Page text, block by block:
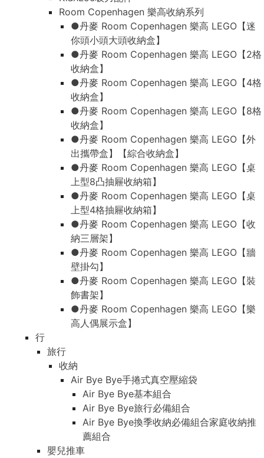
Room Copenhagen 樂高收納系列
●丹麥 Room Copenhagen 樂高 LEGO【迷
你頭小頭大頭收納盒】
●丹麥 Room Copenhagen 樂高 LEGO【2格
收納盒】
●丹麥 Room Copenhagen 樂高 LEGO【4格
收納盒】
●丹麥 Room Copenhagen 樂高 LEGO【8格
收納盒】
●丹麥 Room Copenhagen 樂高 LEGO【外
出攜帶盒】【綜合收納盒】
●丹麥 Room Copenhagen 樂高 LEGO【桌
上型8凸抽屜收納箱】
●丹麥 Room Copenhagen 樂高 LEGO【桌
上型4格抽屜收納箱】
●丹麥 Room Copenhagen 樂高 LEGO【收
納三層架】
●丹麥 Room Copenhagen 樂高 LEGO【牆
壁掛勾】
●丹麥 Room Copenhagen 樂高 LEGO【裝
飾書架】
●丹麥 Room Copenhagen 樂高 LEGO【樂
高人偶展示盒】
行
旅行
收納
Air Bye Bye手捲式真空壓縮袋
Air Bye Bye基本組合
Air Bye Bye旅行必備組合
Air Bye Bye換季收納必備組合家庭收納推
薦組合
嬰兒推車